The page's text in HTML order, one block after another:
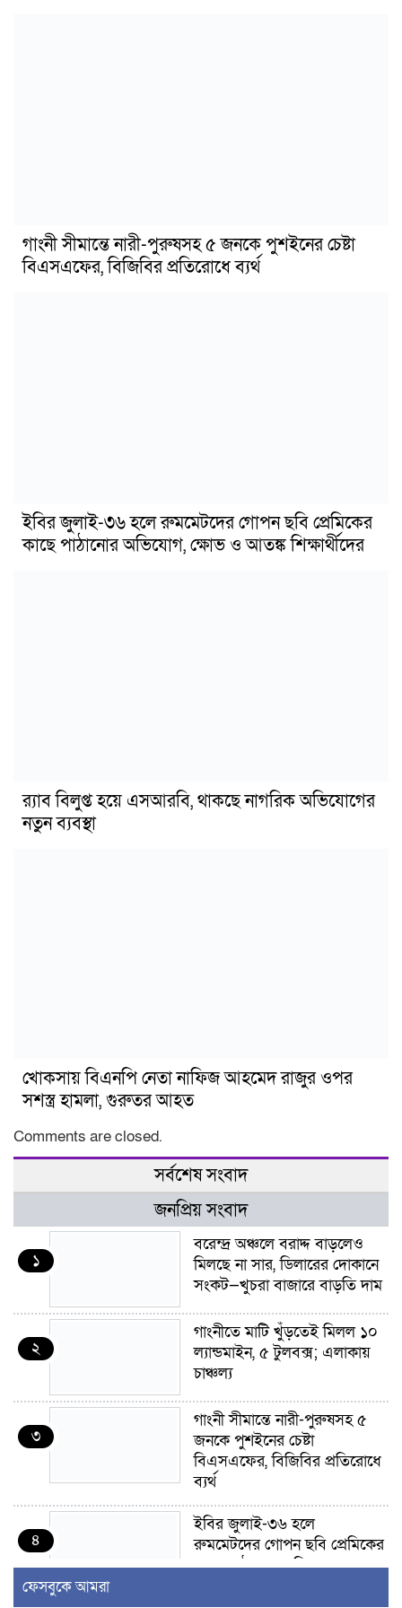
গাংনী সীমান্তে নারী-পুরুষসহ ৫ জনকে পুশইনের চেষ্টা
বিএসএফের, বিজিবির প্রতিরোধে ব্যর্থ
ইবির জুলাই-৩৬ হলে রুমমেটদের গোপন ছবি প্রেমিকের
কাছে পাঠানোর অভিযোগ, ক্ষোভ ও আতঙ্ক শিক্ষার্থীদের
র‍্যাব বিলুপ্ত হয়ে এসআরবি, থাকছে নাগরিক অভিযোগের
নতুন ব্যবস্থা
খোকসায় বিএনপি নেতা নাফিজ আহমেদ রাজুর ওপর
সশস্ত্র হামলা, গুরুতর আহত
Comments are closed.
সর্বশেষ সংবাদ
জনপ্রিয় সংবাদ
১
বরেন্দ্র অঞ্চলে বরাদ্দ বাড়লেও
মিলছে না সার, ডিলারের দোকানে
সংকট—খুচরা বাজারে বাড়তি দাম
২
গাংনীতে মাটি খুঁড়তেই মিলল ১০
ল্যান্ডমাইন, ৫ টুলবক্স; এলাকায়
চাঞ্চল্য
৩
গাংনী সীমান্তে নারী-পুরুষসহ ৫
জনকে পুশইনের চেষ্টা
বিএসএফের, বিজিবির প্রতিরোধে
ব্যর্থ
৪
ইবির জুলাই-৩৬ হলে
রুমমেটদের গোপন ছবি প্রেমিকের
কাছে পাঠানোর অভিযোগ, ক্ষোভ
ফেসবুকে আমরা